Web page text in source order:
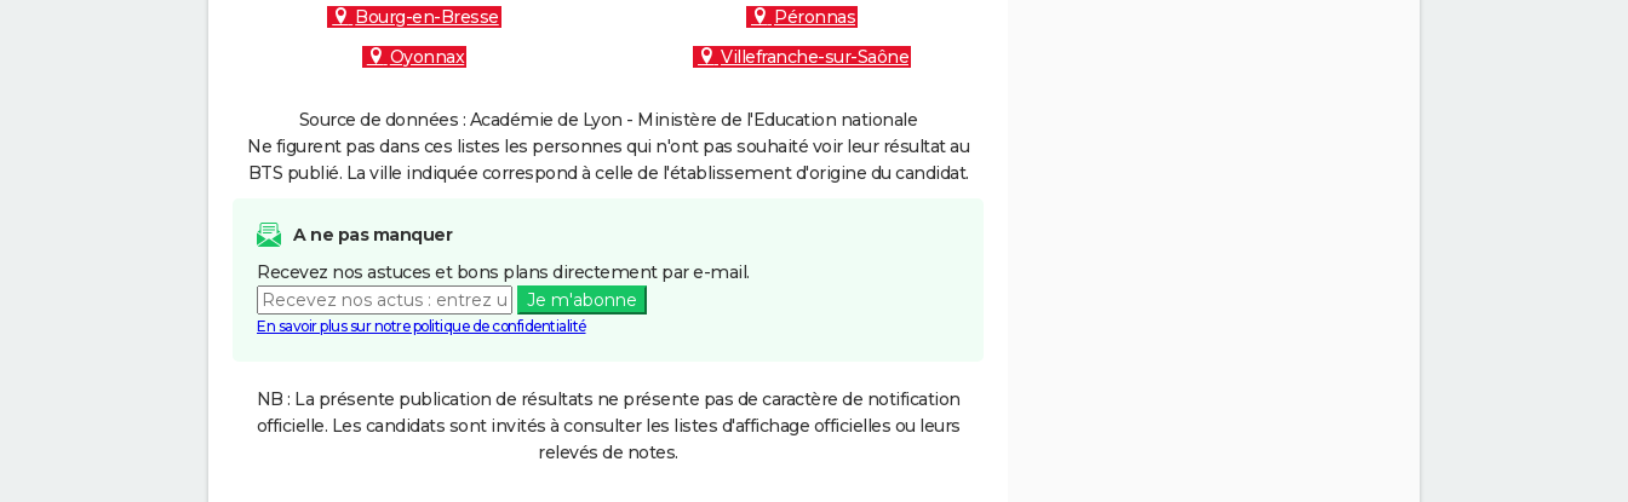
Bourg-en-Bresse
Péronnas
Oyonnax
Villefranche-sur-Saône
Source de données : Académie de Lyon - Ministère de l'Education nationale
Ne figurent pas dans ces listes les personnes qui n'ont pas souhaité voir leur résultat au
BTS publié. La ville indiquée correspond à celle de l'établissement d'origine du candidat.
A ne pas manquer
Recevez nos astuces et bons plans directement par e-mail.
Je m'abonne
En savoir plus sur notre politique de confidentialité
NB : La présente publication de résultats ne présente pas de caractère de notification
officielle. Les candidats sont invités à consulter les listes d'affichage officielles ou leurs
relevés de notes.